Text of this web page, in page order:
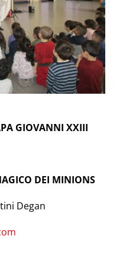
GIOVANNI XXIII
DEI MINIONS
Degan